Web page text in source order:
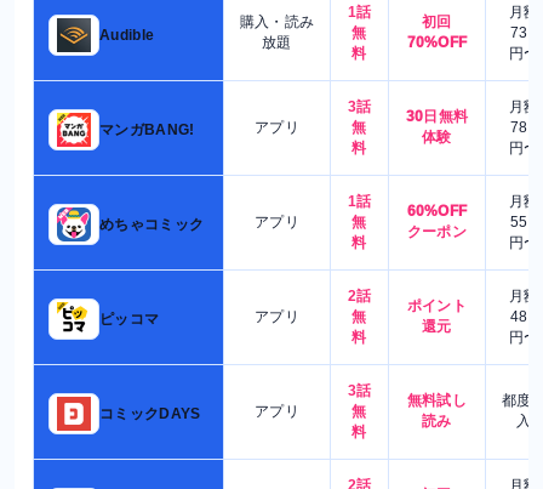
Audible
購入・読み
放題
1話
無
料
初回
70%OFF
月額
730
円〜
マンガBANG! アプリ
3話
無
料
30日無料
体験
月額
780
円〜
めちゃコミック アプリ
1話
無
料
60%OFF
クーポン
月額
550
円〜
ピッコマ アプリ
2話
無
料
ポイント
還元
月額
480
円〜
コミックDAYS アプリ
3話
無
料
無料試し
読み
都度
入
2話
月額